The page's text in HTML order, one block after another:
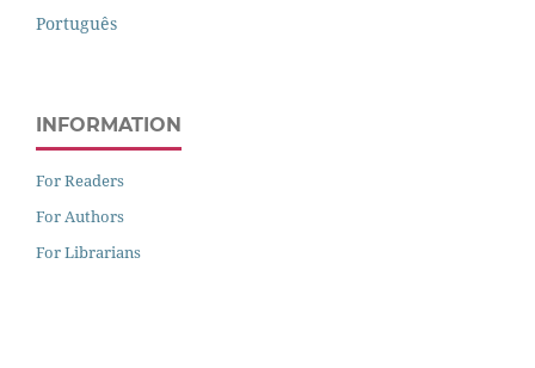
Português
INFORMATION
For Readers
For Authors
For Librarians